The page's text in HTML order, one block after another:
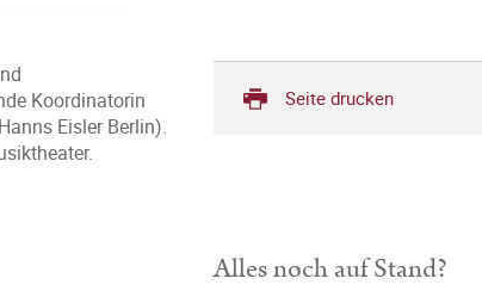
Koordinatorin
Eisler Berlin).
Seite drucken
Alles noch auf Stand?